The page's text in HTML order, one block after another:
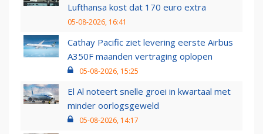
Lufthansa kost dat 170 euro extra
05-08-2026, 16:41
Cathay Pacific ziet levering eerste Airbus
A350F maanden vertraging oplopen
05-08-2026, 15:25
El Al noteert snelle groei in kwartaal met
minder oorlogsgeweld
05-08-2026, 14:17